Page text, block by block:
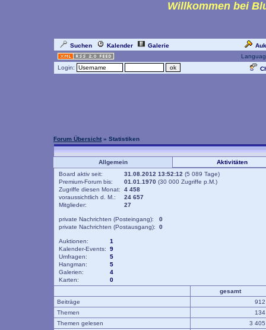
Willkommen bei
Suchen Kalender Galerie
Login:
Forum Übersicht » Statistiken
Allgemein
Aktivitäten
Board aktiv seit:
31.08.2012 13:52:12 (5 089 Tage)
Premium-Forum bis:
01.01.1970 (30 000 Zugriffe p.M.)
Zugriffe diesen Monat:
4 458
voraussichtlich d. M.:
24 657
Mitglieder:
27
private Nachrichten (Posteingang):
0
private Nachrichten (Postausgang):
0
Auktionen:
1
Kalender-Events:
9
Umfragen:
5
Hangman:
5
Galerien:
4
Karten:
0
gesamt
Beiträge
Themen
Themen gelesen
3